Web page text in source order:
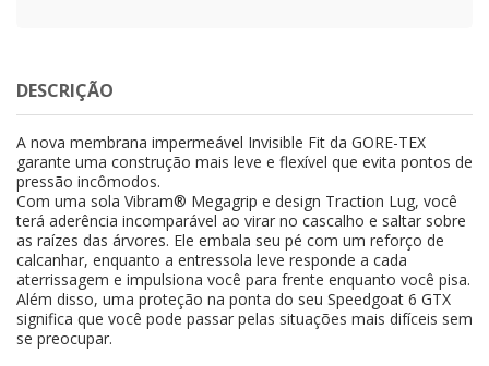
DESCRIÇÃO
A nova membrana impermeável Invisible Fit da GORE-TEX
garante uma construção mais leve e flexível que evita pontos de
pressão incômodos.
Com uma sola Vibram® Megagrip e design Traction Lug, você
terá aderência incomparável ao virar no cascalho e saltar sobre
as raízes das árvores. Ele embala seu pé com um reforço de
calcanhar, enquanto a entressola leve responde a cada
aterrissagem e impulsiona você para frente enquanto você pisa.
Além disso, uma proteção na ponta do seu Speedgoat 6 GTX
significa que você pode passar pelas situações mais difíceis sem
se preocupar.